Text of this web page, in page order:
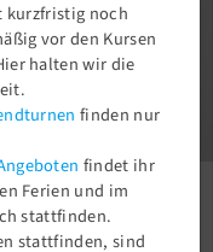
TSV58
kurzfristig noch
vor den Kursen
halten wir die
finden nur
findet ihr
Ferien und im
stattfinden.
stattfinden, sind